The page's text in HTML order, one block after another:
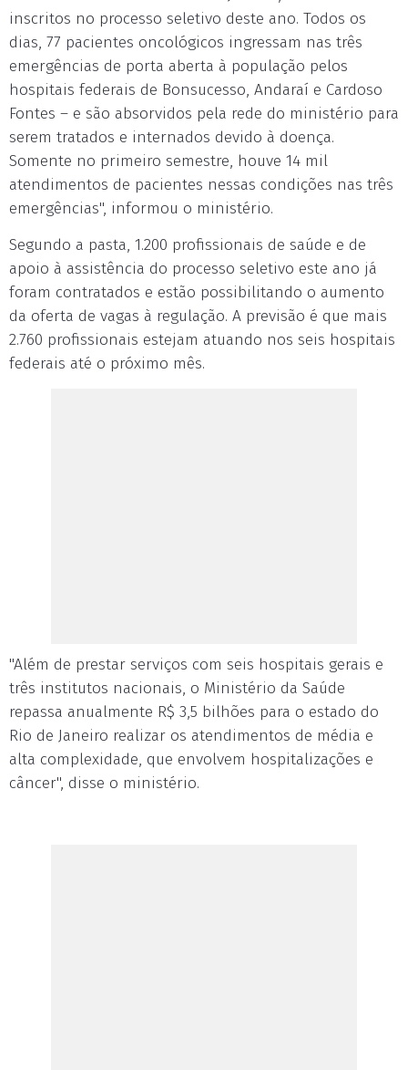
inscritos no processo seletivo deste ano. Todos os
dias, 77 pacientes oncológicos ingressam nas três
emergências de porta aberta à população pelos
hospitais federais de Bonsucesso, Andaraí e Cardoso
Fontes – e são absorvidos pela rede do ministério para
serem tratados e internados devido à doença.
Somente no primeiro semestre, houve 14 mil
atendimentos de pacientes nessas condições nas três
emergências", informou o ministério.
Segundo a pasta, 1.200 profissionais de saúde e de
apoio à assistência do processo seletivo este ano já
foram contratados e estão possibilitando o aumento
da oferta de vagas à regulação. A previsão é que mais
2.760 profissionais estejam atuando nos seis hospitais
federais até o próximo mês.
"Além de prestar serviços com seis hospitais gerais e
três institutos nacionais, o Ministério da Saúde
repassa anualmente R$ 3,5 bilhões para o estado do
Rio de Janeiro realizar os atendimentos de média e
alta complexidade, que envolvem hospitalizações e
câncer", disse o ministério.